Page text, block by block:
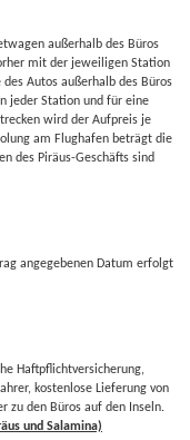
außerhalb des Büros
mit der jeweiligen Station
Autos außerhalb des Büros
jeder Station und für eine
wird der Aufpreis je
am Flughafen beträgt die
des Piräus-Geschäfts sind
angegebenen Datum erfolgt
Haftpflichtversicherung,
kostenlose Lieferung von
zu den Büros auf den Inseln.
und Salamina)